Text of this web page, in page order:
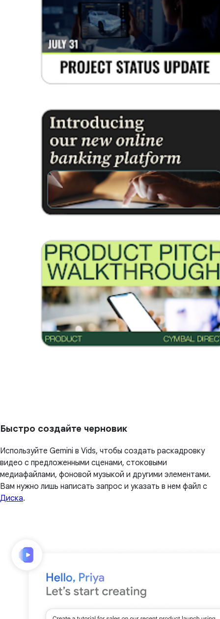
Быстро создайте черновик
Используйте Gemini в Vids, чтобы создать раскадровку
видео с предложенными сценами, стоковыми
медиафайлами, фоновой музыкой и другими элементами.
Вам нужно лишь написать запрос и указать в нем файл с
Диска.